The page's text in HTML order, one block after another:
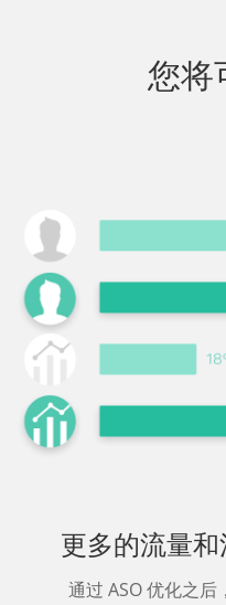
您将
更多的流量
通过 ASO 优化之